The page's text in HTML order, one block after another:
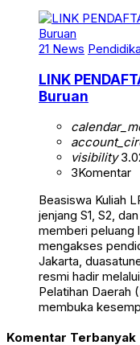
21 News
LINK
Buruan
visibility
3Komentar
Beasiswa Kuliah
jenjang S1, S2,
memberi peluang
mengakses
Jakarta,
resmi hadir
Pelatihan Daerah
membuka
Komentar Terbanyak